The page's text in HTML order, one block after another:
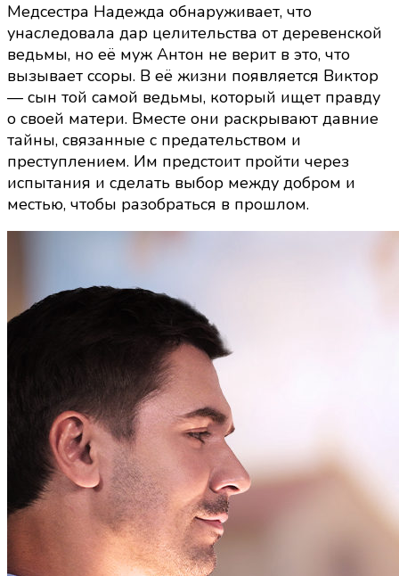
Шрамы
любви
(2025):
постер,
описание
Медсестра Надежда обнаруживает, что
унаследовала дар целительства от деревенской
ведьмы, но её муж Антон не верит в это, что
вызывает ссоры. В её жизни появляется Виктор
— сын той самой ведьмы, который ищет правду
о своей матери. Вместе они раскрывают давние
тайны, связанные с предательством и
преступлением. Им предстоит пройти через
испытания и сделать выбор между добром и
местью, чтобы разобраться в прошлом.